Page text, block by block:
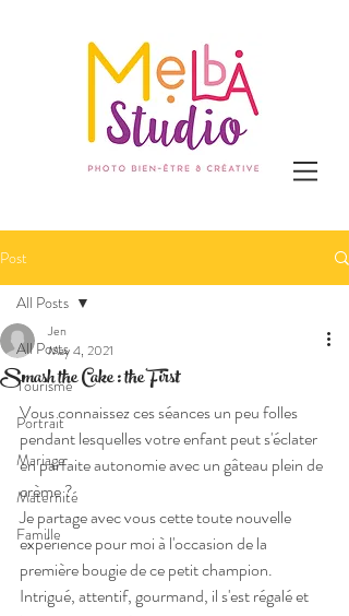
Post
All Posts
Tourisme
Portrait
Mariage
Maternité
Famille
All Posts
Smash the Cake : the First
Jen
May 4, 2021
Vous connaissez ces séances un peu folles
pendant lesquelles votre enfant peut s'éclater
en parfaite autonomie avec un gâteau plein de
crème ?
Je partage avec vous cette toute nouvelle
expérience pour moi à l'occasion de la
première bougie de ce petit champion.
Intrigué, attentif, gourmand, il s'est régalé et